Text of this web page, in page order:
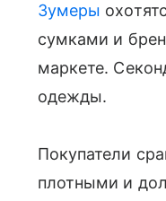
Зумеры
сумками и
маркете.
одежды.
Покупатели
плотными и